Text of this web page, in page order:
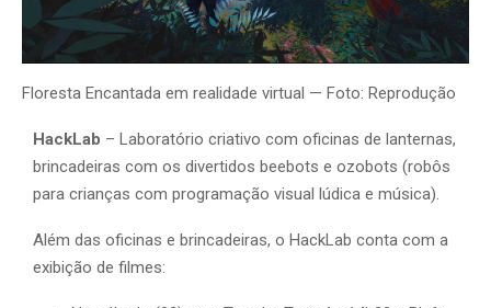
Floresta Encantada em realidade virtual — Foto: Reprodução
HackLab – Laboratório criativo com oficinas de lanternas,
brincadeiras com os divertidos beebots e ozobots (robôs
para crianças com programação visual lúdica e música).
Além das oficinas e brincadeiras, o HackLab conta com a
exibição de filmes: